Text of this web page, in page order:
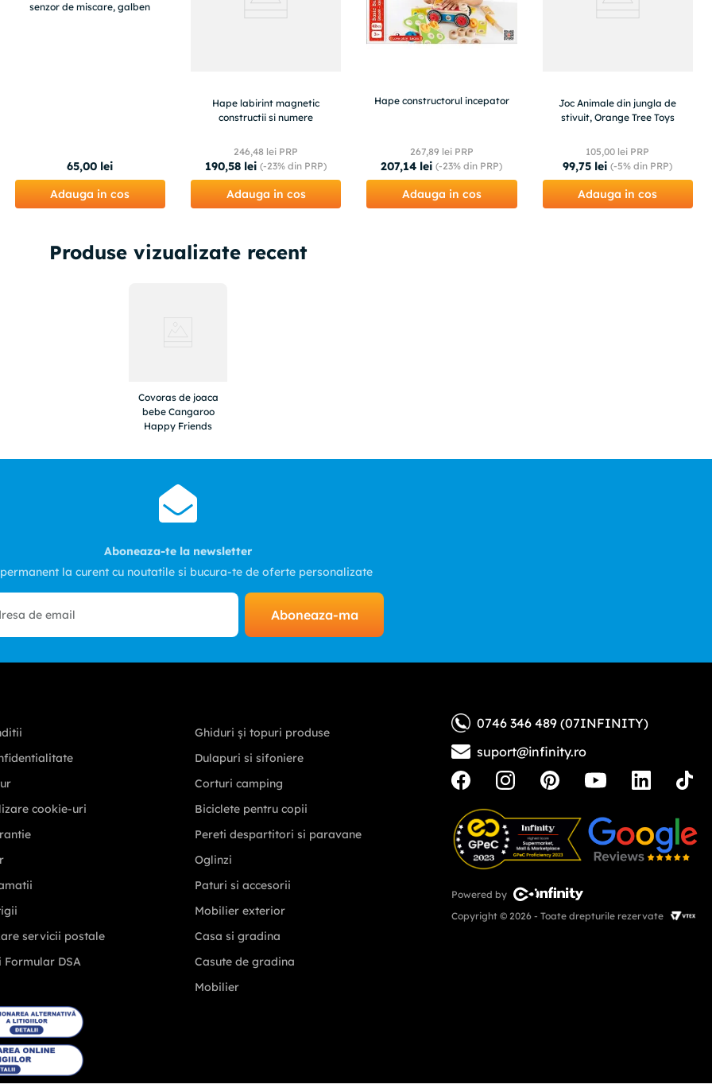
senzor de miscare, galben
65,00 lei
Adauga in cos
Hape labirint magnetic
constructii si numere
246,48 lei PRP
190,58 lei (-23% din PRP)
Adauga in cos
Hape constructorul incepator
267,89 lei PRP
207,14 lei (-23% din PRP)
Adauga in cos
Joc Animale din jungla de
stivuit, Orange Tree Toys
105,00 lei PRP
99,75 lei (-5% din PRP)
Adauga in cos
Produse vizualizate recent
Covoras de joaca
bebe Cangaroo
Happy Friends
Aboneaza-te la newsletter
la curent cu noutatile si bucura-te de oferte personalizate
Aboneaza-ma
cookie-uri
servicii postale
Formular DSA
Ghiduri și topuri produse
Dulapuri si sifoniere
Corturi camping
Biciclete pentru copii
Pereti despartitori si paravane
Oglinzi
Paturi si accesorii
Mobilier exterior
Casa si gradina
Casute de gradina
Mobilier
0746 346 489 (07INFINITY)
suport@infinity.ro
Powered by
Copyright © 2026 - Toate drepturile rezervate